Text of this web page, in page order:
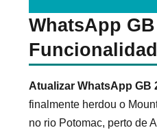
WhatsApp GB
Atualizar WhatsApp GB
finalmente herdou o
no rio Potomac, perto de